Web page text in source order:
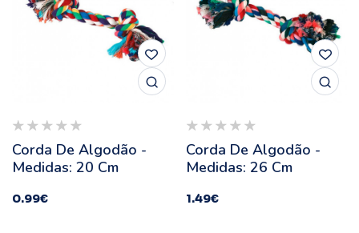
Corda De Algodão -
Medidas: 20 Cm
0.99€
Corda De Algodão -
Medidas: 26 Cm
1.49€